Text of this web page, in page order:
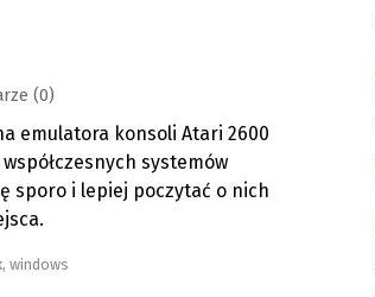
(0)
emulatora konsoli Atari 2600
systemów
sporo i lepiej poczytać o nich
, windows